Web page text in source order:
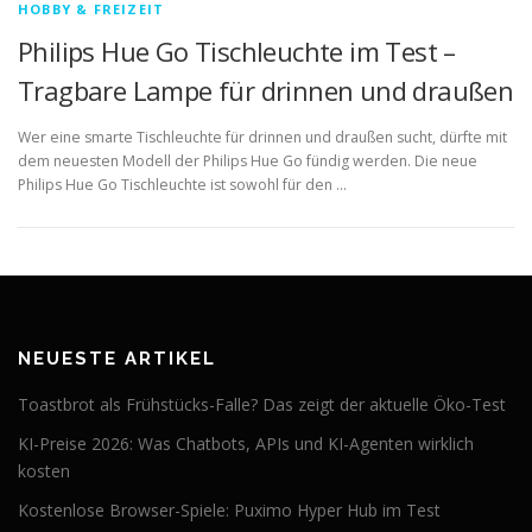
HOBBY & FREIZEIT
Philips Hue Go Tischleuchte im Test –
Tragbare Lampe für drinnen und draußen
Wer eine smarte Tischleuchte für drinnen und draußen sucht, dürfte mit
dem neuesten Modell der Philips Hue Go fündig werden. Die neue
Philips Hue Go Tischleuchte ist sowohl für den …
NEUESTE ARTIKEL
Toastbrot als Frühstücks-Falle? Das zeigt der aktuelle Öko-Test
KI-Preise 2026: Was Chatbots, APIs und KI-Agenten wirklich
kosten
Kostenlose Browser-Spiele: Puximo Hyper Hub im Test